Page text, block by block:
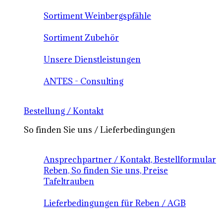
Sortiment Weinbergspfähle
Sortiment Zubehör
Unsere Dienstleistungen
ANTES - Consulting
Bestellung / Kontakt
So finden Sie uns / Lieferbedingungen
Ansprechpartner / Kontakt, Bestellformular
Reben, So finden Sie uns, Preise
Tafeltrauben
Lieferbedingungen für Reben / AGB